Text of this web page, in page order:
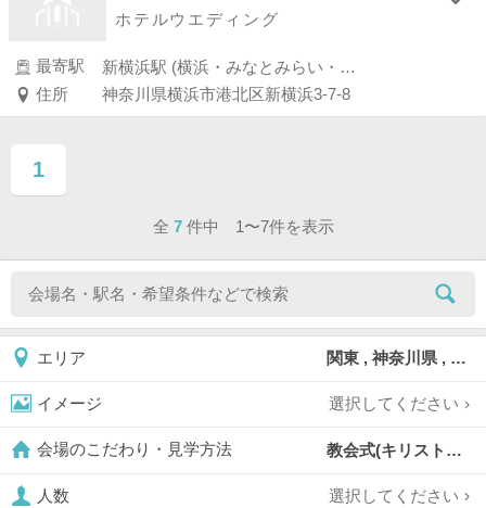
ホテルウエディング
最寄駅
新横浜駅 (横浜・みなとみらい・新横浜・川崎)
住所
神奈川県横浜市港北区新横浜3-7-8
1
ページ目
全 7 件中 1〜7件を表示
エリア 関東 , 神奈川県 , 横浜市 , 横浜市港北区
イメージ 選択してください
会場のこだわり・見学方法 教会式(キリスト教式),
人数 選択してください